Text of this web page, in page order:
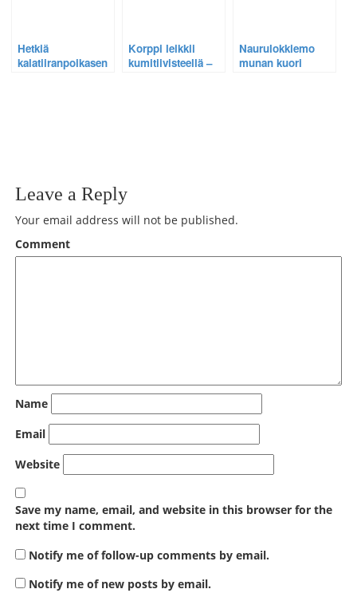
Hetkiä
kalatiiranpoikasen
Korppi leikkii
kumitiivisteellä –
Naurulokkiemo
munan kuori
Leave a Reply
Your email address will not be published.
Comment
Name
Email
Website
Save my name, email, and website in this browser for the
next time I comment.
Notify me of follow-up comments by email.
Notify me of new posts by email.